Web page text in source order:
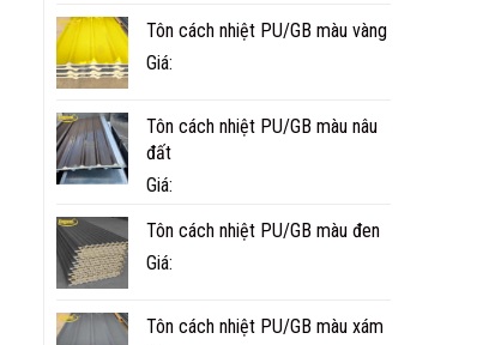
HƠN
Tôn cách nhiệt PU/GB màu vàng
Giá:
Tôn cách nhiệt PU/GB màu nâu
đất
Giá:
Tôn cách nhiệt PU/GB màu đen
Giá:
Tôn cách nhiệt PU/GB màu xám